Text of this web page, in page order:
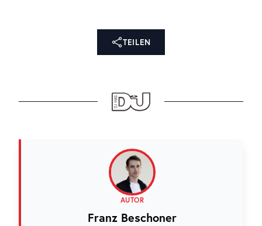
TEILEN
AUTOR
Franz Beschoner